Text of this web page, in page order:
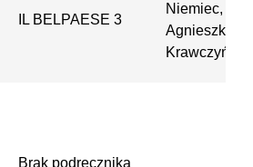
IL BELPAESE 3
Niemiec,
Agnieszka
Krawczyńska
Brak podręcznika